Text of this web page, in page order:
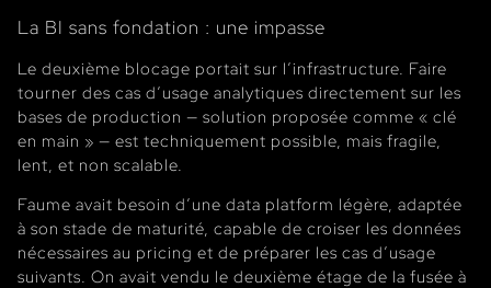
La BI sans fondation : une impasse
Le deuxième blocage portait sur l’infrastructure. Faire
tourner des cas d’usage analytiques directement sur les
bases de production — solution proposée comme « clé
en main » — est techniquement possible, mais fragile,
lent, et non scalable.
Faume avait besoin d’une data platform légère, adaptée
à son stade de maturité, capable de croiser les données
nécessaires au pricing et de préparer les cas d’usage
suivants. On avait vendu le deuxième étage de la fusée à